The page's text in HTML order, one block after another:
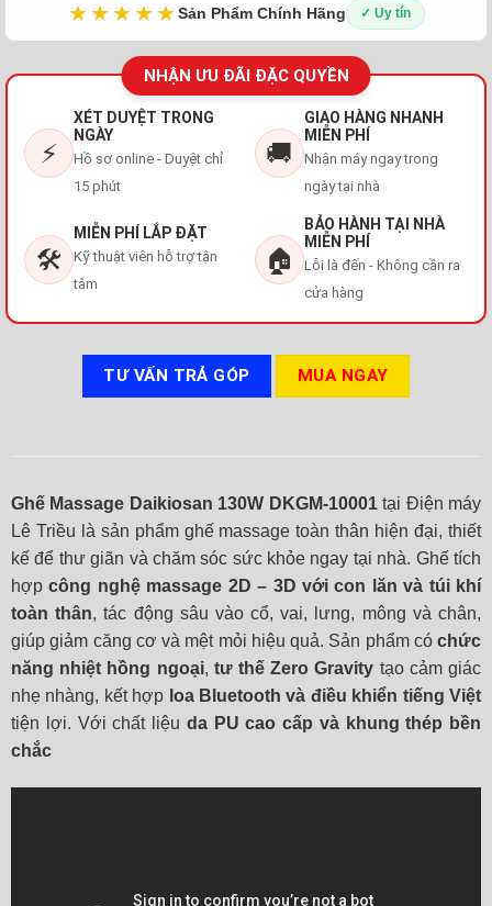
★★★★★Sản Phẩm Chính Hãng ✓ Uy tín
NHẬN ƯU ĐÃI ĐẶC QUYỀN
⚡
XÉT DUYỆT TRONG
NGÀY
Hồ sơ online - Duyệt chỉ
15 phút
🚚
GIAO HÀNG NHANH
MIỄN PHÍ
Nhận máy ngay trong
ngày tại nhà
🛠️
MIỄN PHÍ LẮP ĐẶT
Kỹ thuật viên hỗ trợ tận
tâm
🏠
BẢO HÀNH TẠI NHÀ
MIỄN PHÍ
Lỗi là đến - Không cần ra
cửa hàng
TƯ VẤN TRẢ GÓP MUA NGAY
Ghế Massage Daikiosan 130W DKGM‑10001tại Điện máy
Lê Triều là sản phẩm ghế massage toàn thân hiện đại, thiết
kế để thư giãn và chăm sóc sức khỏe ngay tại nhà. Ghế tích
hợpcông nghệ massage 2D – 3D với con lăn và túi khí
toàn thân, tác động sâu vào cổ, vai, lưng, mông và chân,
giúp giảm căng cơ và mệt mỏi hiệu quả. Sản phẩm có chức
năng nhiệt hồng ngoại, tư thế Zero Gravity tạo cảm giác
nhẹ nhàng, kết hợp loa Bluetooth và điều khiển tiếng Việt
tiện lợi. Với chất liệu da PU cao cấp và khung thép bền
chắc